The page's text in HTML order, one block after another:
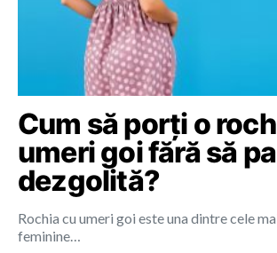
Cum să porți o
umeri goi fără să
dezgolită?
Rochia cu umeri goi este una dintre cele
feminine…